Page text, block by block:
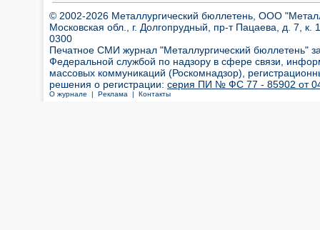
© 2002-2026 Металлургический бюллетень, ООО
Московская обл., г. Долгопрудный, пр-т Пацаева, д. 7,
0300
Печатное СМИ журнал "Металлургический бюллетень"
Федеральной службой по надзору в сфере связи,
массовых коммуникаций (Роскомнадзор),
решения о регистрации: серия ПИ № ФС 77 - 85902 от 04
О журнале | Реклама | Контакты